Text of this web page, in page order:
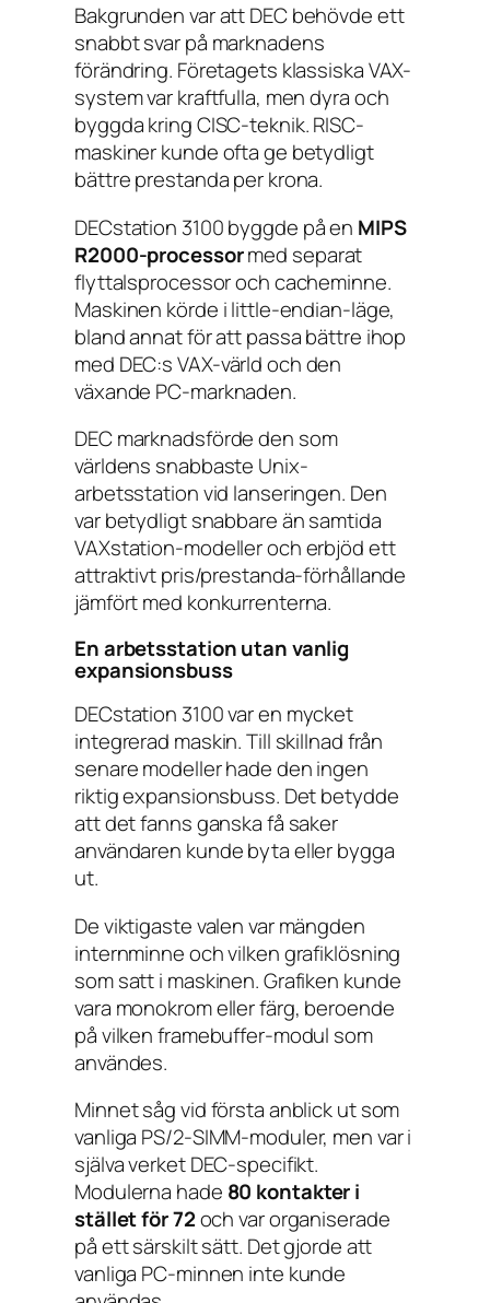
Bakgrunden var att DEC behövde ett
snabbt svar på marknadens
förändring. Företagets klassiska VAX-
system var kraftfulla, men dyra och
byggda kring CISC-teknik. RISC-
maskiner kunde ofta ge betydligt
bättre prestanda per krona.
DECstation 3100 byggde på en MIPS
R2000-processormed separat
flyttalsprocessor och cacheminne.
Maskinen körde i little-endian-läge,
bland annat för att passa bättre ihop
med DEC:s VAX-värld och den
växande PC-marknaden.
DEC marknadsförde den som
världens snabbaste Unix-
arbetsstation vid lanseringen. Den
var betydligt snabbare än samtida
VAXstation-modeller och erbjöd ett
attraktivt pris/prestanda-förhållande
jämfört med konkurrenterna.
En arbetsstation utan vanlig
expansionsbuss
DECstation 3100 var en mycket
integrerad maskin. Till skillnad från
senare modeller hade den ingen
riktig expansionsbuss. Det betydde
att det fanns ganska få saker
användaren kunde byta eller bygga
ut.
De viktigaste valen var mängden
internminne och vilken grafiklösning
som satt i maskinen. Grafiken kunde
vara monokrom eller färg, beroende
på vilken framebuffer-modul som
användes.
Minnet såg vid första anblick ut som
vanliga PS/2-SIMM-moduler, men var i
själva verket DEC-specifikt.
Modulerna hade 80 kontakter i
stället för 72och var organiserade
på ett särskilt sätt. Det gjorde att
vanliga PC-minnen inte kunde